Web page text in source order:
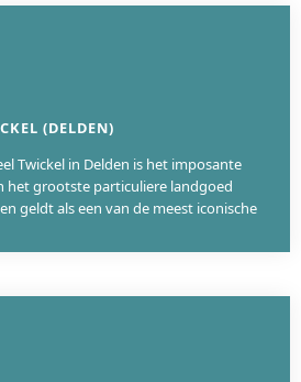
(DELDEN)
Twickel in Delden is het imposante
het grootste particuliere landgoed
geldt als een van de meest iconische